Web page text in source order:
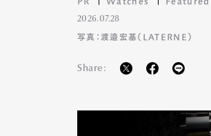
2026.07.28
写真：渡邉宏基（LATERNE）
Share: